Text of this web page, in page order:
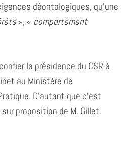
déontologiques, qu’une
», « comportement
la présidence du CSR à
au Ministère de
D’autant que c’est
proposition de M. Gillet.